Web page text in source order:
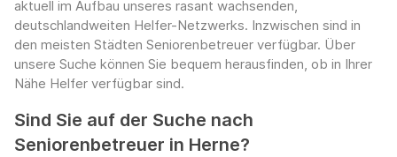
aktuell im Aufbau unseres rasant wachsenden,
deutschlandweiten Helfer-Netzwerks. Inzwischen sind in
den meisten Städten Seniorenbetreuer verfügbar. Über
unsere Suche können Sie bequem herausfinden, ob in Ihrer
Nähe Helfer verfügbar sind.
Sind Sie auf der Suche nach
Seniorenbetreuer in Herne?